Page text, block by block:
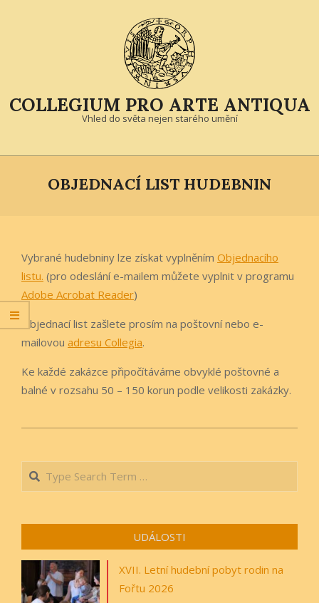
COLLEGIUM PRO ARTE ANTIQUA
Vhled do světa nejen starého umění
Primary
OBJEDNACÍ LIST HUDEBNIN
Vybrané hudebniny lze získat vyplněním Objednacího
listu. (pro odeslání e-mailem můžete vyplnit v programu
Adobe Acrobat Reader)
Objednací list zašlete prosím na poštovní nebo e-
mailovou adresu Collegia.
Ke každé zakázce připočítáváme obvyklé poštovné a
balné v rozsahu 50 – 150 korun podle velikosti zakázky.
03
Search
UDÁLOSTI
XVII. Letní hudební pobyt rodin na
Fořtu 2026